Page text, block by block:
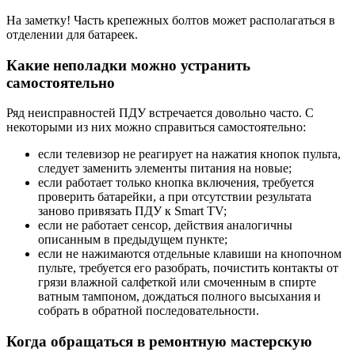
На заметку! Часть крепежных болтов может располагаться в
отделении для батареек.
Какие неполадки можно устранить
самостоятельно
Ряд неисправностей ПДУ встречается довольно часто. С
некоторыми из них можно справиться самостоятельно:
если телевизор не реагирует на нажатия кнопок пульта,
следует заменить элементы питания на новые;
если работает только кнопка включения, требуется
проверить батарейки, а при отсутствии результата
заново привязать ПДУ к Smart TV;
если не работает сенсор, действия аналогичны
описанным в предыдущем пункте;
если не нажимаются отдельные клавиши на кнопочном
пульте, требуется его разобрать, почистить контакты от
грязи влажной салфеткой или смоченным в спирте
ватным тампоном, дождаться полного высыхания и
собрать в обратной последовательности.
Когда обращаться в ремонтную мастерскую